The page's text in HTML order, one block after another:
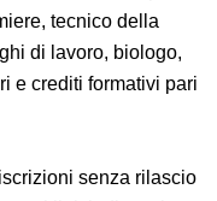
L’evento rilascia
di medico,
nell'ambiente e
chimico e 4 Cfp per